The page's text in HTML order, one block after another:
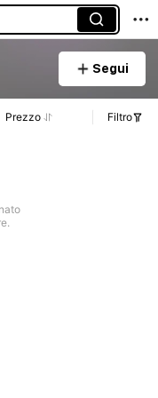
Segui
Prezzo Filtro